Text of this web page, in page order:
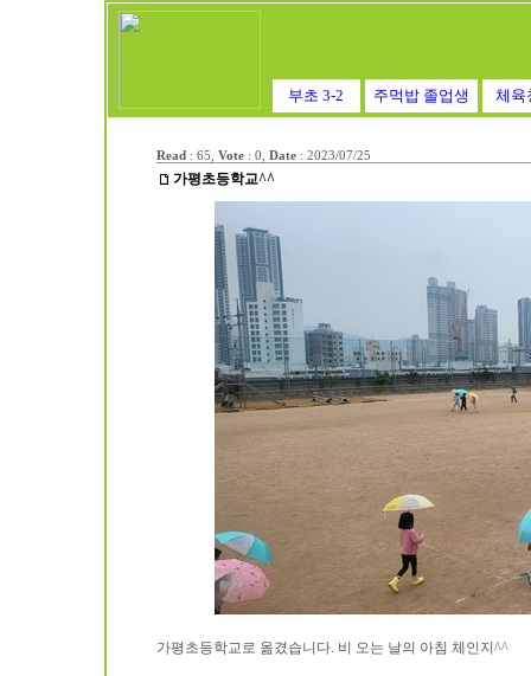
부초 3-2 주먹밥 졸업생 체육
Read : 65, Vote: 0, Date: 2023/07/25
가평초등학교^^
가평초등학교로 옮겼습니다. 비 오는 날의 아침 체인지^^